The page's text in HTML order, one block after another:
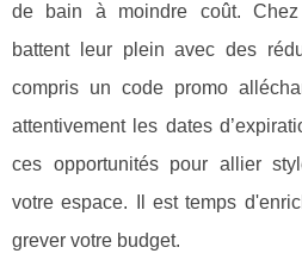
de bain à moindre coût.
battent leur plein avec des
compris un code promo
attentivement les dates
ces opportunités pour allier
votre espace. Il est temps
grever votre budget.